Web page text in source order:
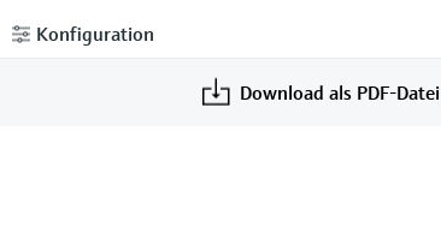
Konfiguration
Download als PDF-Datei